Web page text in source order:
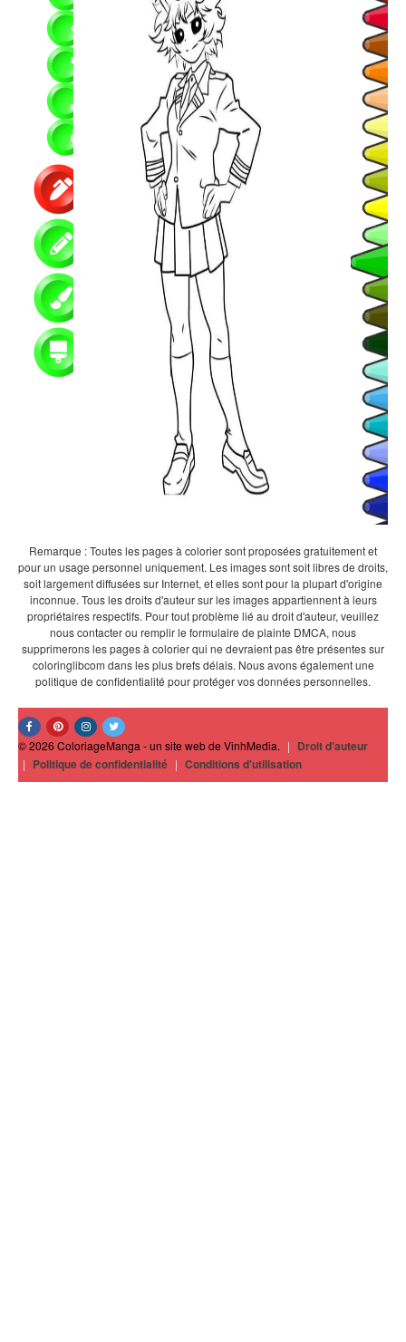
Remarque : Toutes les pages à colorier sont proposées gratuitement et
pour un usage personnel uniquement. Les images sont soit libres de droits,
soit largement diffusées sur Internet, et elles sont pour la plupart d'origine
inconnue. Tous les droits d'auteur sur les images appartiennent à leurs
propriétaires respectifs. Pour tout problème lié au droit d'auteur, veuillez
nous contacter ou remplir le formulaire de plainte DMCA, nous
supprimerons les pages à colorier qui ne devraient pas être présentes sur
coloringlibcom dans les plus brefs délais. Nous avons également une
politique de confidentialité pour protéger vos données personnelles.
© 2026 ColoriageManga - un site web de VinhMedia. | Droit d'auteur
| Politique de confidentialité | Conditions d'utilisation